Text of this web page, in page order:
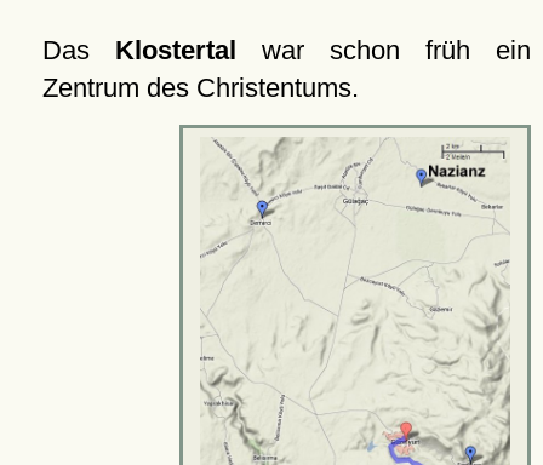
Das Klostertal war schon früh ein
Zentrum des Christentums.